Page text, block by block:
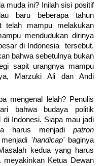
muda ini? Inilah sisi positif
baru beberapa tahun
telah mampu melakukan
mendudukan dirinya
di Indonesia tersebut.
bahwa sebetulnya bukan
sapit urangnya mampu
Marzuki Ali dan Andi
mengenal lelah? Penulis
bahwa budaya politik
Indonesi. Siapa mau jadi
harus menjadi patron
'handicap'baginya
kedua yang harus
meyakinkan Ketua Dewan